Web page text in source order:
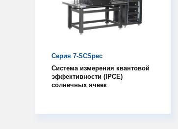
Серия 7-SCSpec
Система измерения квантовой
эффективности (IPCE)
солнечных ячеек